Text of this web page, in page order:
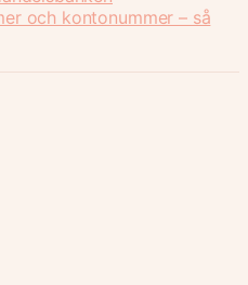
och kontonummer – så